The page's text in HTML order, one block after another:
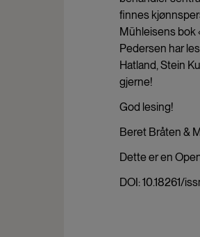
finnes
Mühleisens bok
Pedersen har
Hatland, Stein
gjerne!
God lesing!
Beret Bråten &
Dette er en
DOI: 10.18261/